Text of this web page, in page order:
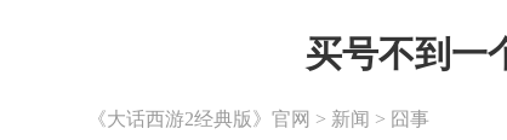
我的足迹： 大话2经典版
《大话西游2经典版》官网 > 新闻 > 囧事
买号不到一